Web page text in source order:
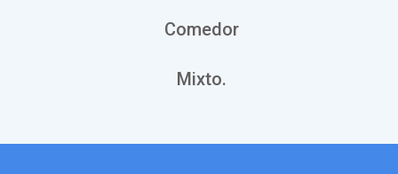
Comedor
Mixto.